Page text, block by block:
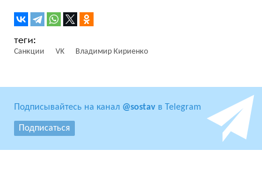
Санкции VK Владимир Кириенко
Подписывайтесь на канал @sostav в Telegram
Подписаться